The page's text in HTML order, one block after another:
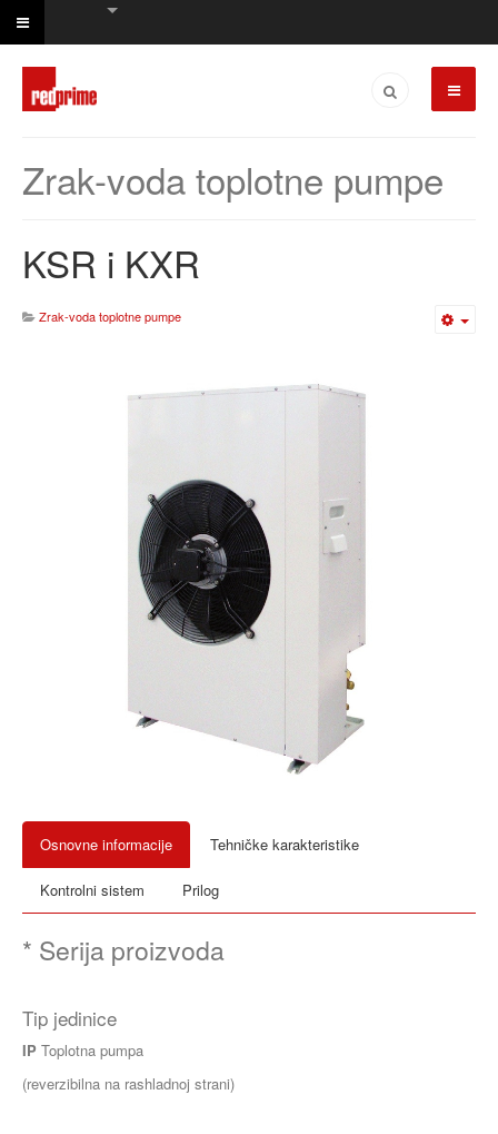
Zrak-voda toplotne pumpe
KSR i KXR
Zrak-voda toplotne pumpe
Osnovne informacije Tehničke karakteristike
Kontrolni sistem Prilog
* Serija proizvoda
Tip jedinice
IP Toplotna pumpa
(reverzibilna na rashladnoj strani)